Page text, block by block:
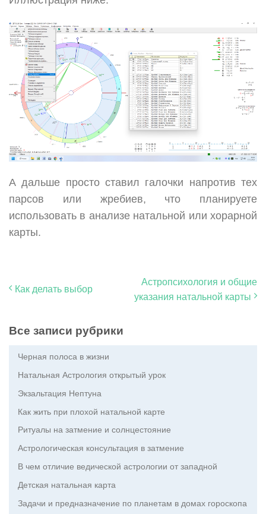
А дальше просто ставил галочки напротив тех
парсов или жребиев, что планируете
использовать в анализе натальной или хорарной
карты.
Как делать выбор
Астропсихология и общие
указания натальной карты
Все записи рубрики
Черная полоса в жизни
Натальная Астрология открытый урок
Экзальтация Нептуна
Как жить при плохой натальной карте
Ритуалы на затмение и солнцестояние
Астрологическая консультация в затмение
В чем отличие ведической астрологии от западной
Детская натальная карта
Задачи и предназначение по планетам в домах гороскопа